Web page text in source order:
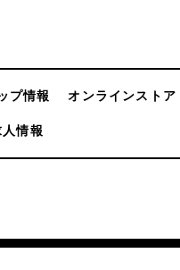
プ情報 オンラインストア
情報